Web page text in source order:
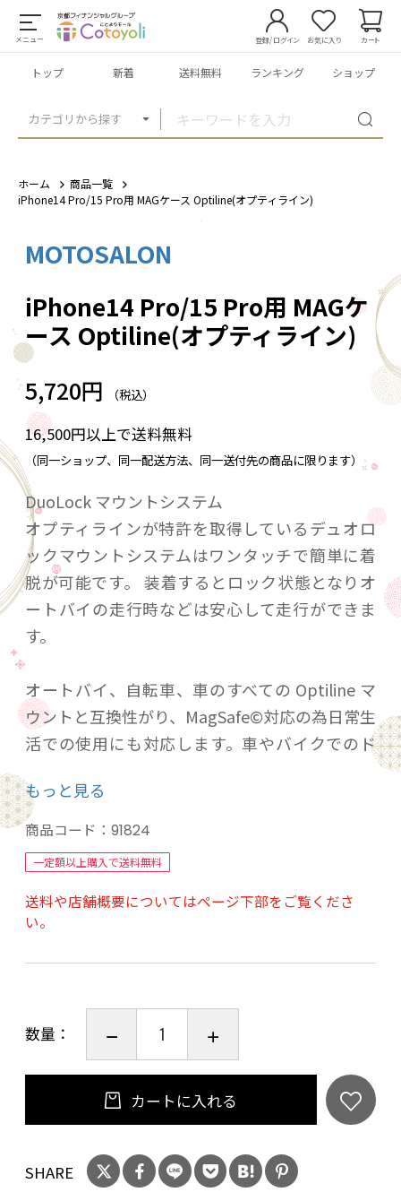
メニュー
カテゴリから探す
登録/ログイン お気に入り カート
トップ 新着 送料無料 ランキング ショップ
ホーム
商品一覧
iPhone14 Pro/15 Pro用 MAGケース Optiline(オプティライン)
MOTOSALON
iPhone14 Pro/15 Pro用 MAGケ
ース Optiline(オプティライン)
5,720円 （税込）
16,500円以上で送料無料
（同一ショップ、同一配送方法、同一送付先の商品に限ります）
DuoLock マウントシステム
オプティラインが特許を取得しているデュオロ
ックマウントシステムはワンタッチで簡単に着
脱が可能です。 装着するとロック状態となりオ
ートバイの走行時などは安心して走行ができま
す。
オートバイ、自転車、車のすべての Optiline マ
ウントと互換性がり、MagSafe©対応の為日常生
活での使用にも対応します。車やバイクでのド
シーンでご使用いただけます。
iPhoneケース
ケース本体は耐久性が高く、衝撃、傷、偶発的
な落下による損傷からiPhoneを保護します。 シ
ンプルでモダンなケースのデザインは機能性と
美しさを兼ね備えています。
めに、ケースをオートバイや自転車に固定でき
る安全リードが付属しています。
MagSafe©対応
ケース内に34個のマグネットが内蔵されてお
す。 ケース内の磁石は、車や日常使用のために
もっと見る
商品コード： 91824
一定額以上購入で送料無料
送料や店舗概要についてはページ下部をご覧くださ
い。
数量：
カートに入れる
SHARE